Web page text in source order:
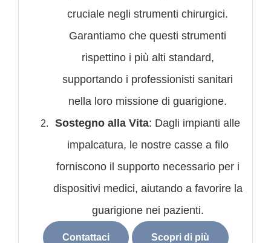
cruciale negli strumenti chirurgici.
Garantiamo che questi strumenti
rispettino i più alti standard,
supportando i professionisti sanitari
nella loro missione di guarigione.
Sostegno alla Vita: Dagli impianti alle
impalcatura, le nostre casse a filo
forniscono il supporto necessario per i
dispositivi medici, aiutando a favorire la
guarigione nei pazienti.
Contattaci Scopri di più